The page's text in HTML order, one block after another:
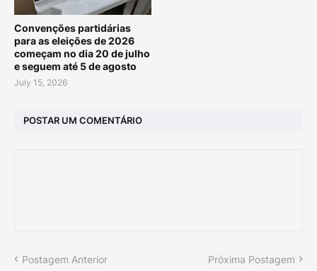
Convenções partidárias
para as eleições de 2026
começam no dia 20 de julho
e seguem até 5 de agosto
July 15, 2026
POSTAR UM COMENTÁRIO
Postagem Anterior Próxima Postagem